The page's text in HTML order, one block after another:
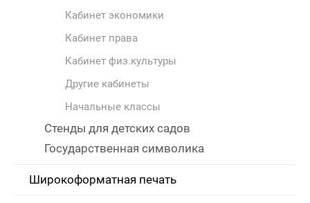
Кабинет экономики
Кабинет права
Кабинет физ.культуры
Другие кабинеты
Начальные классы
Стенды для детских садов
Государственная символика
Широкоформатная печать